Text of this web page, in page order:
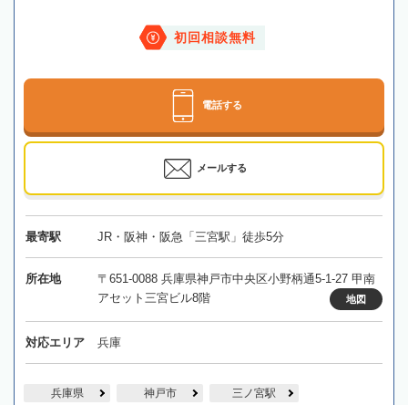
初回相談無料
電話する
メールする
最寄駅 JR・阪神・阪急「三宮駅」徒歩5分
所在地
〒651-0088 兵庫県神戸市中央区小野柄通5-1-27 甲南
アセット三宮ビル8階
地図
対応エリア 兵庫
兵庫県 神戸市 三ノ宮駅